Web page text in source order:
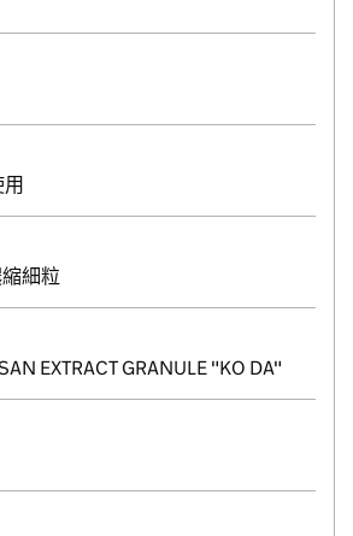
細粒
EXTRACT GRANULE "KO DA"